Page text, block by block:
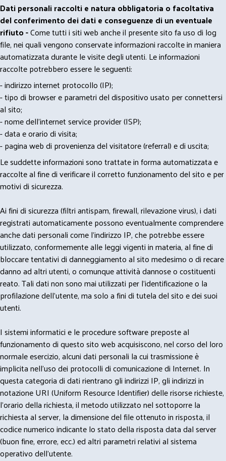
Dati personali raccolti e natura obbligatoria o facoltativa
del conferimento dei dati e conseguenze di un eventuale
rifiuto -Come tutti i siti web anche il presente sito fa uso di log
file, nei quali vengono conservate informazioni raccolte in maniera
automatizzata durante le visite degli utenti. Le informazioni
raccolte potrebbero essere le seguenti:
- indirizzo internet protocollo (IP);
- tipo di browser e parametri del dispositivo usato per connettersi
al sito;
- nome dell'internet service provider (ISP);
- data e orario di visita;
- pagina web di provenienza del visitatore (referral) e di uscita;
Le suddette informazioni sono trattate in forma automatizzata e
raccolte al fine di verificare il corretto funzionamento del sito e per
motivi di sicurezza.
Ai fini di sicurezza (filtri antispam, firewall, rilevazione virus), i dati
registrati automaticamente possono eventualmente comprendere
anche dati personali come l'indirizzo IP, che potrebbe essere
utilizzato, conformemente alle leggi vigenti in materia, al fine di
bloccare tentativi di danneggiamento al sito medesimo o di recare
danno ad altri utenti, o comunque attività dannose o costituenti
reato. Tali dati non sono mai utilizzati per l'identificazione o la
profilazione dell'utente, ma solo a fini di tutela del sito e dei suoi
utenti.
I sistemi informatici e le procedure software preposte al
funzionamento di questo sito web acquisiscono, nel corso del loro
normale esercizio, alcuni dati personali la cui trasmissione è
implicita nell'uso dei protocolli di comunicazione di Internet. In
questa categoria di dati rientrano gli indirizzi IP, gli indirizzi in
notazione URI (Uniform Resource Identifier) delle risorse richieste,
l'orario della richiesta, il metodo utilizzato nel sottoporre la
richiesta al server, la dimensione del file ottenuto in risposta, il
codice numerico indicante lo stato della risposta data dal server
(buon fine, errore, ecc.) ed altri parametri relativi al sistema
operativo dell'utente.